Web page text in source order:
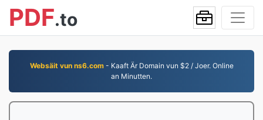
PDF.to
Websäit vun ns6.com- Kaaft Är Domain vun $2 / Joer. Online
an Minutten.